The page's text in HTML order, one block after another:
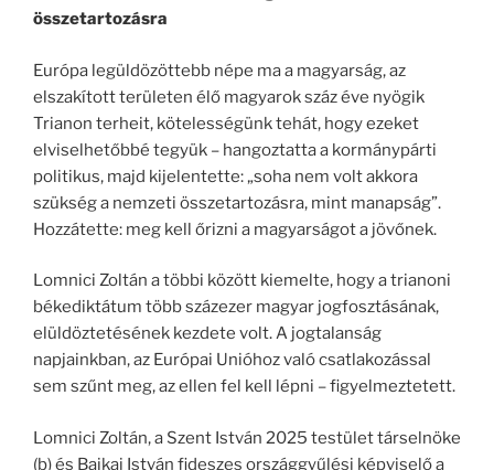
összetartozásra
Európa legüldözöttebb népe ma a magyarság, az
elszakított területen élő magyarok száz éve nyögik
Trianon terheit, kötelességünk tehát, hogy ezeket
elviselhetőbbé tegyük – hangoztatta a kormánypárti
politikus, majd kijelentette: „soha nem volt akkora
szükség a nemzeti összetartozásra, mint manapság”.
Hozzátette: meg kell őrizni a magyarságot a jövőnek.
Lomnici Zoltán a többi között kiemelte, hogy a trianoni
békediktátum több százezer magyar jogfosztásának,
elüldöztetésének kezdete volt. A jogtalanság
napjainkban, az Európai Unióhoz való csatlakozással
sem szűnt meg, az ellen fel kell lépni – figyelmeztetett.
Lomnici Zoltán, a Szent István 2025 testület társelnöke
(b) és Bajkai István fideszes országgyűlési képviselő a